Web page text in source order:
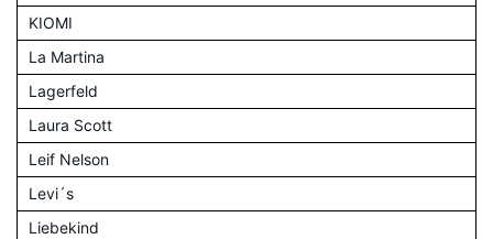
KIOMI
La Martina
Lagerfeld
Laura Scott
Leif Nelson
Levi´s
Liebekind